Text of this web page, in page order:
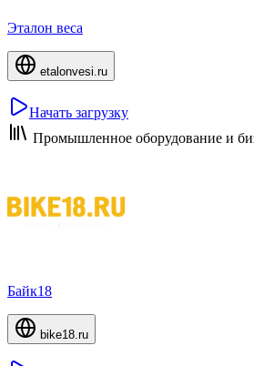
Эталон веса
etalonvesi.ru
Начать загрузку
Промышленное оборудование и
Байк18
bike18.ru